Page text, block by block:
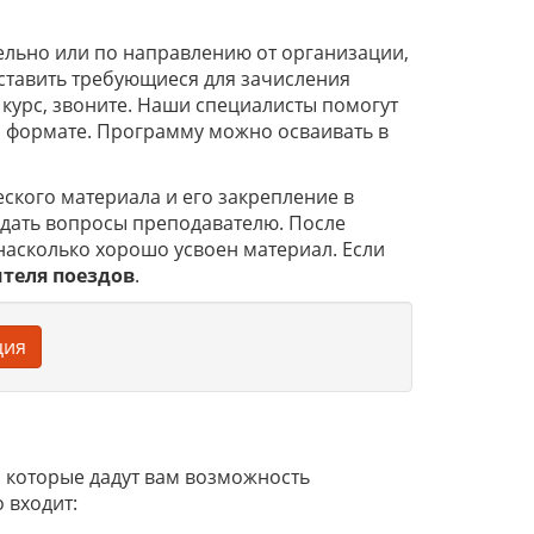
или по направлению от организации,
требующиеся для зачисления
звоните. Наши специалисты помогут
формате. Программу можно осваивать в
материала и его закрепление в
вопросы преподавателю. После
хорошо усвоен материал. Если
поездов.
дадут вам возможность
входит: